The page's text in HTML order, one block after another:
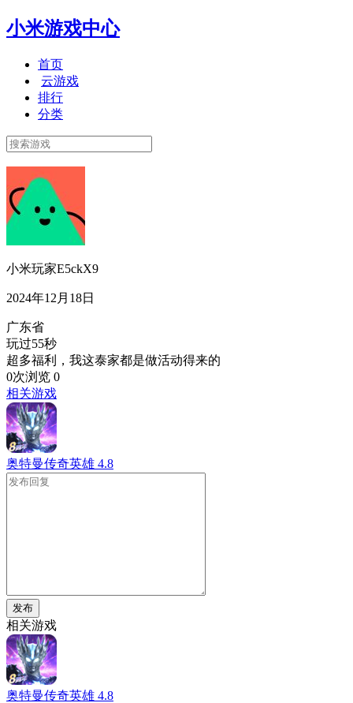
小米游戏中心
首页
云游戏
排行
分类
小米玩家E5ckX9
2024年12月18日
广东省
玩过55秒
超多福利，我这泰家都是做活动得来的
0次浏览 0
相关游戏
奥特曼传奇英雄 4.8
发布
相关游戏
奥特曼传奇英雄 4.8